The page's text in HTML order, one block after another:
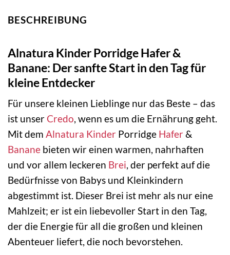
BESCHREIBUNG
Alnatura Kinder Porridge Hafer &
Banane: Der sanfte Start in den Tag für
kleine Entdecker
Für unsere kleinen Lieblinge nur das Beste – das
ist unser Credo, wenn es um die Ernährung geht.
Mit dem Alnatura Kinder Porridge Hafer&
Banane bieten wir einen warmen, nahrhaften
und vor allem leckeren Brei, der perfekt auf die
Bedürfnisse von Babys und Kleinkindern
abgestimmt ist. Dieser Brei ist mehr als nur eine
Mahlzeit; er ist ein liebevoller Start in den Tag,
der die Energie für all die großen und kleinen
Abenteuer liefert, die noch bevorstehen.